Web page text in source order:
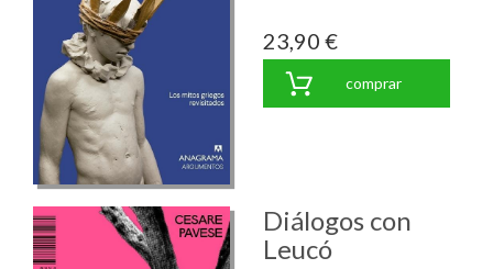
23,90 €
comprar
Diálogos con
Leucó